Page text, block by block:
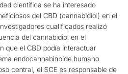
científica se ha interesado
del CBD (cannabidiol) en el
cualificados realizó
del cannabidiol en el
que el CBD podía interactuar
endocannabinoide humano.
central, el SCE es responsable de